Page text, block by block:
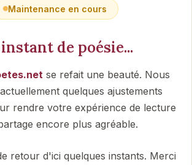
Maintenance en cours
de poésie...
se refait une beauté. Nous
quelques ajustements
rendre votre expérience de lecture
encore plus agréable.
retour d'ici quelques instants. Merci